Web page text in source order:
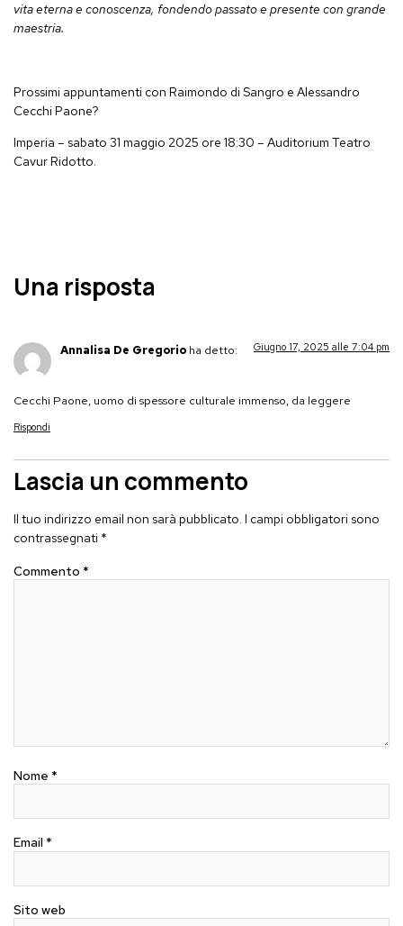
vita eterna e conoscenza, fondendo passato e presente con grande
maestria.
Prossimi appuntamenti con Raimondo di Sangro e Alessandro
Cecchi Paone?
Imperia – sabato 31 maggio 2025 ore 18:30 – Auditorium Teatro
Cavur Ridotto.
Una risposta
Annalisa De Gregorio ha detto: Giugno 17, 2025 alle 7:04 pm
Cecchi Paone, uomo di spessore culturale immenso, da leggere
Rispondi
Lascia un commento
Il tuo indirizzo email non sarà pubblicato. I campi obbligatori sono
contrassegnati *
Commento *
Nome *
Email *
Sito web